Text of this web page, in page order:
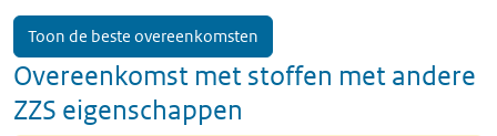
Toon de beste overeenkomsten
Overeenkomst met stoffen met andere
ZZS eigenschappen